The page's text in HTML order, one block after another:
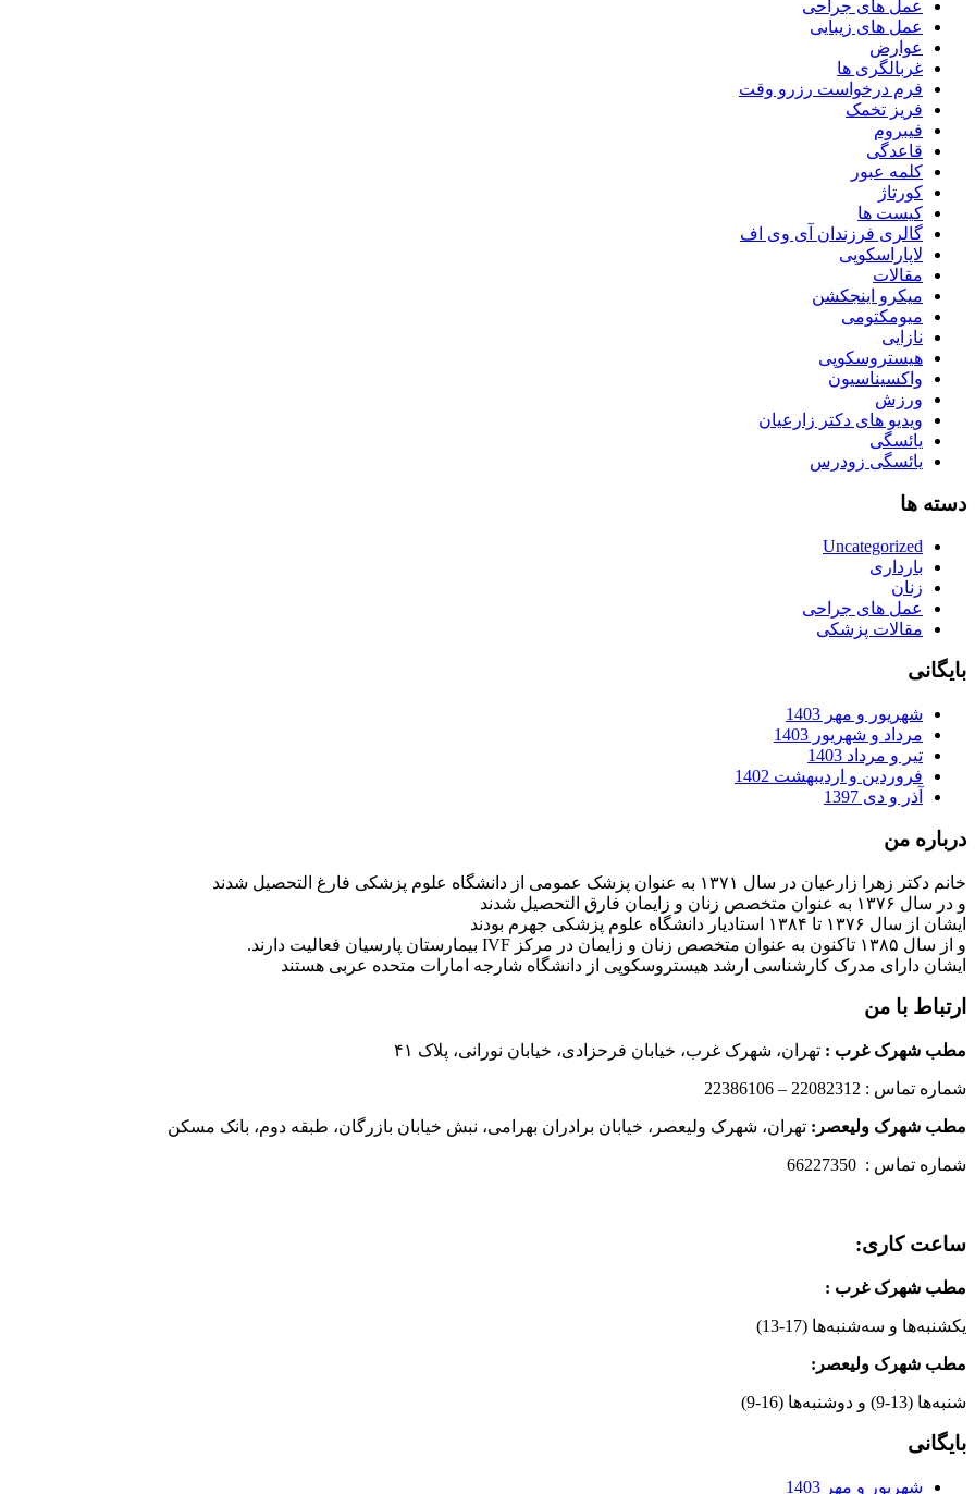
عمل های جراحی
عمل های زیبایی
عوارض
غربالگری ها
فرم درخواست رزرو وقت
فریز تخمک
فیبروم
قاعدگی
کلمه عبور
کورتاژ
کیست ها
گالری فرزندان آی وی اف
لاپاراسکوپی
مقالات
میکرو اینجکشن
میومکتومی
نازایی
هیستروسکوپی
واکسیناسیون
ورزش
ویدیو های دکتر زارعیان
یائسگی
یائسگی زودرس
دسته ها
Uncategorized
بارداری
زنان
عمل های جراحی
مقالات پزشکی
بایگانی
شهریور و مهر 1403
مرداد و شهریور 1403
تیر و مرداد 1403
فروردین و اردیبهشت 1402
آذر و دی 1397
درباره من
خانم دکتر زهرا زارعیان در سال ۱۳۷۱ به عنوان پزشک عمومی از دانشگاه علوم پزشکی فارغ التحصیل شدند
و در سال ۱۳۷۶ به عنوان متخصص زنان و زایمان فارق التحصیل شدند
ایشان از سال ۱۳۷۶ تا ۱۳۸۴ استادیار دانشگاه علوم پزشکی جهرم بودند
و از سال ۱۳۸۵ تاکنون به عنوان متخصص زنان و زایمان در مرکز IVF بیمارستان پارسیان فعالیت دارند.
ایشان دارای مدرک کارشناسی ارشد هیستروسکوپی از دانشگاه شارجه امارات متحده عربی هستند
ارتباط با من
مطب شهرک غرب : تهران، شهرک غرب، خیابان فرحزادی، خیابان نورانی، پلاک ۴۱
شماره تماس : 22082312 – 22386106
مطب شهرک ولیعصر: تهران، شهرک ولیعصر، خیابان برادران بهرامی، نبش خیابان بازرگان، طبقه دوم، بانک مسکن
شماره تماس : 66227350
ساعت کاری:
مطب شهرک غرب :
یکشنبه‌ها و سه‌شنبه‌ها (17-13)
مطب شهرک ولیعصر:
شنبه‌ها (13-9) و دوشنبه‌ها (16-9)
بایگانی
شهریور و مهر 1403